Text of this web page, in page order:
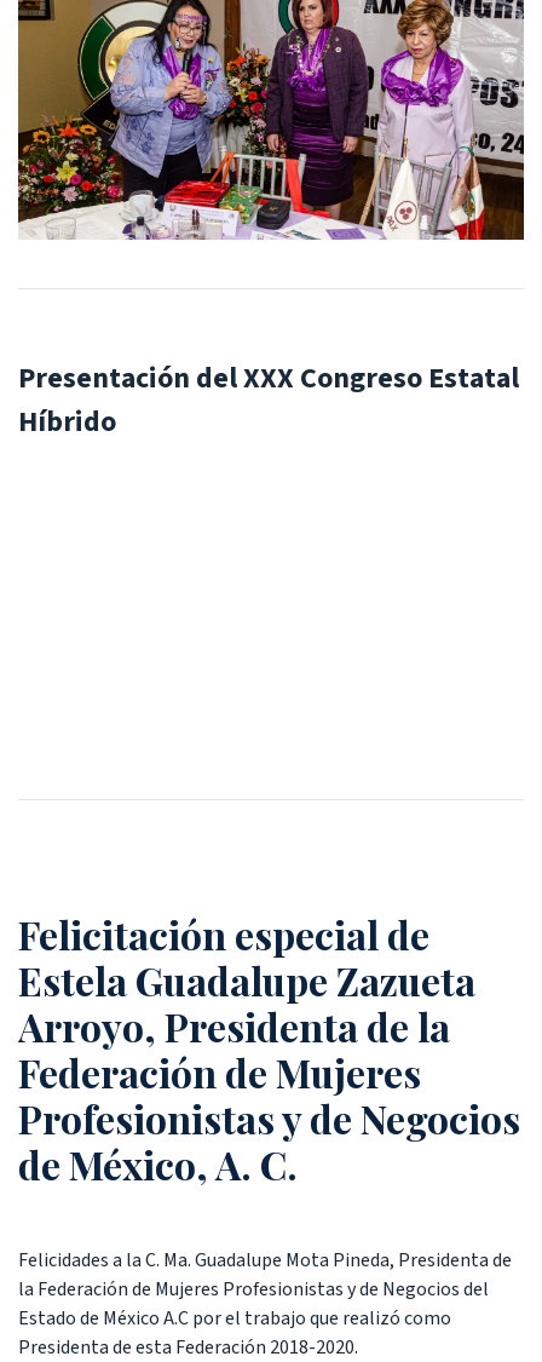
Presentación del XXX Congreso Estatal
Híbrido
Felicitación especial de
Estela Guadalupe Zazueta
Arroyo, Presidenta de la
Federación de Mujeres
Profesionistas y de Negocios
de México, A. C.
Felicidades a la C. Ma. Guadalupe Mota Pineda, Presidenta de
la Federación de Mujeres Profesionistas y de Negocios del
Estado de México A.C por el trabajo que realizó como
Presidenta de esta Federación 2018-2020.